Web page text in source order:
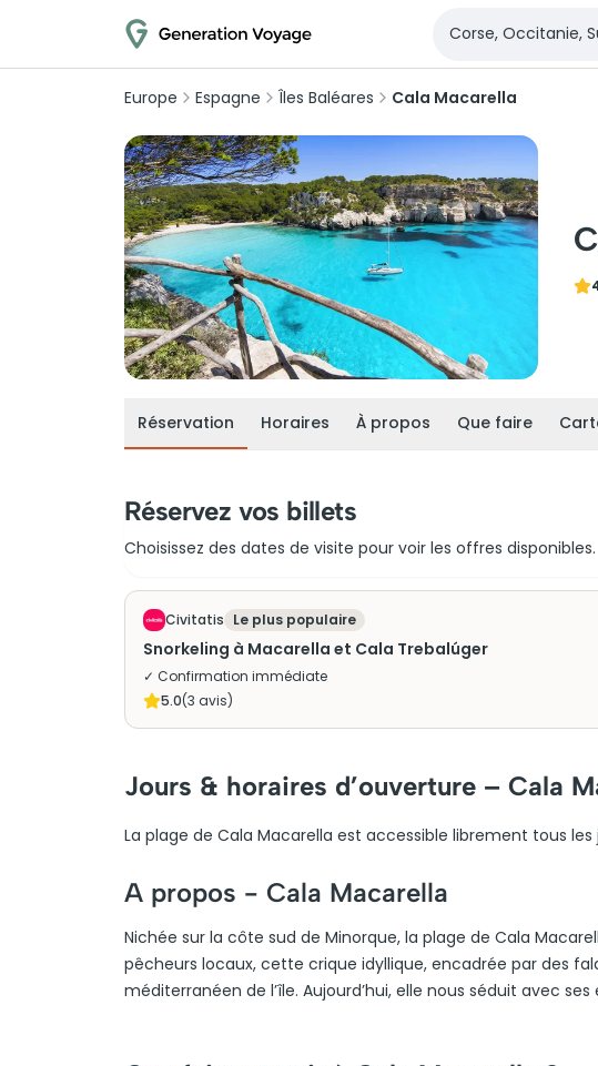
Europe Espagne Îles Baléares Cala Macarella
Réservation Horaires À propos Que faire
Réservez vos billets
Choisissez des dates de visite pour voir les offres disponibles.
Civitatis Le plus populaire
Snorkeling à Macarella et Cala Trebalúger
✓ Confirmation immédiate
5.0(3 avis)
Jours & horaires d’ouverture – Cala
La plage de Cala Macarella est accessible librement tous les
A propos - Cala Macarella
Nichée sur la côte sud de Minorque, la plage de Cala
pêcheurs locaux, cette crique idyllique, encadrée par des
méditerranéen de l’île. Aujourd’hui, elle nous séduit avec